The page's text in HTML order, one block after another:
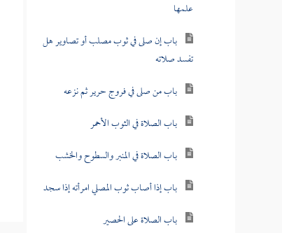
علمها
باب إن صلى في ثوب مصلب أو تصاوير هل
تفسد صلاته
باب من صلى في فروج حرير ثم نزعه
باب الصلاة في الثوب الأحمر
باب الصلاة في المنبر والسطوح والخشب
باب إذا أصاب ثوب المصلي امرأته إذا سجد
باب الصلاة على الحصير